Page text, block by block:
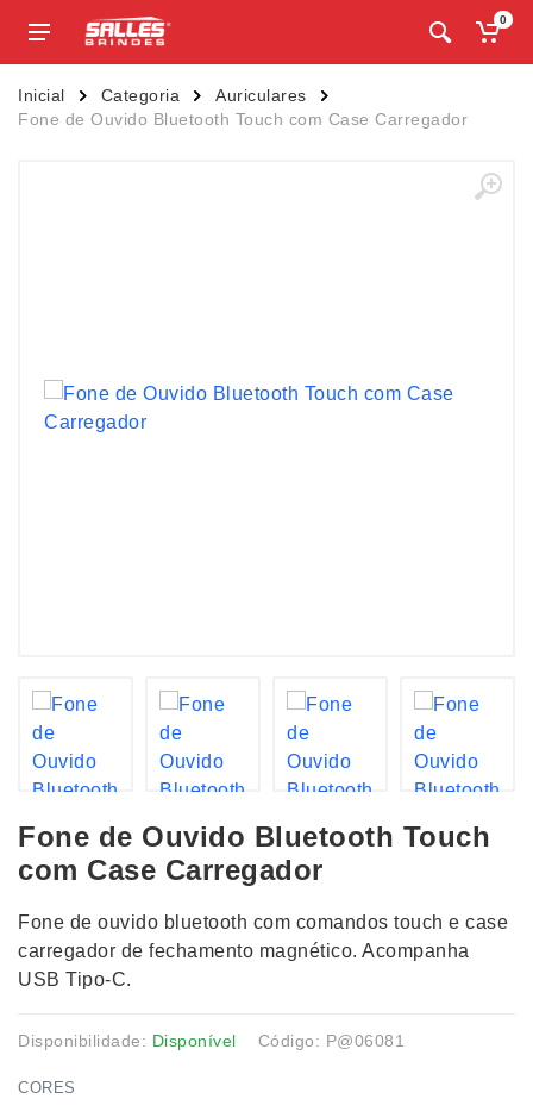
0
Inicial Categoria
Auriculares
Fone de Ouvido Bluetooth Touch com Case Carregador
Fone de Ouvido Bluetooth Touch
com Case Carregador
Fone de ouvido bluetooth com comandos touch e case
carregador de fechamento magnético. Acompanha
USB Tipo-C.
Disponibilidade: Disponível Código: P@06081
CORES